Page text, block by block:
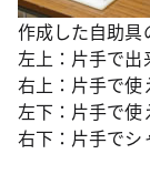
作成した自助具
左上：片手で
右上：片手で使
左下：片手で使
右下：片手でシ